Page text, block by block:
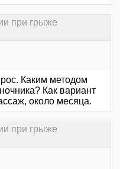
при грыже
Каким методом
Как вариант
около месяца.
при грыже